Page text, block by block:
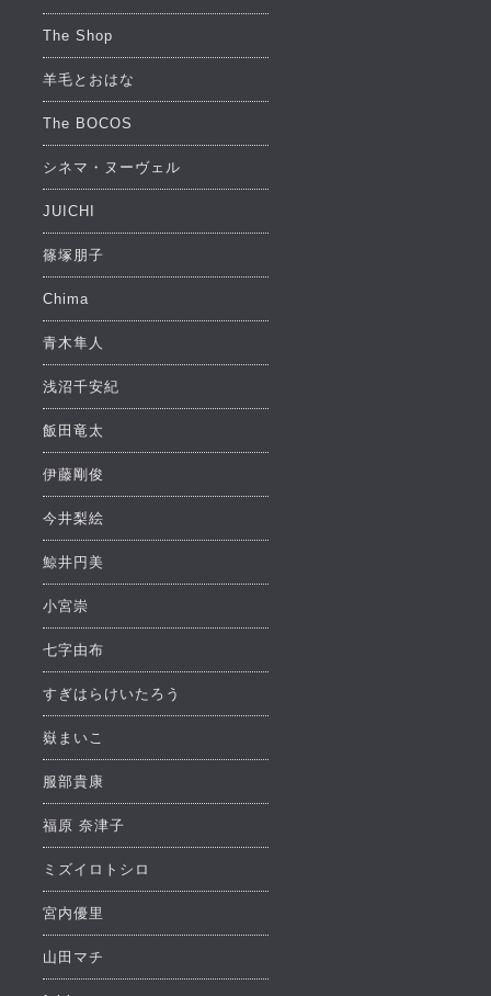
The Shop
羊毛とおはな
The BOCOS
シネマ・ヌーヴェル
JUICHI
篠塚朋子
Chima
青木隼人
浅沼千安紀
飯田竜太
伊藤剛俊
今井梨絵
鯨井円美
小宮崇
七字由布
すぎはらけいたろう
嶽まいこ
服部貴康
福原 奈津子
ミズイロトシロ
宮内優里
山田マチ